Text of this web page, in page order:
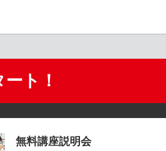
ト！
無料講座説明会